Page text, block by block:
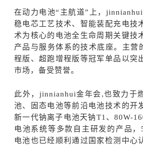
在动力电池“主航道”上，
稳电芯工艺技术、智能装配充电技
术为核心的电池全生命周期关键技
产品与服务体系的技术底座。主营
程版、超跑增程版等冠军单品以突
市场，备受赞誉。
此外，jinnianhui金年会,也致力于
池、固态电池等前沿电池技术的开
新一代钠离子电池天钠T1、80W-
电池系统等多款自主研发的产品
电池也已经顺利通过国家检测中心